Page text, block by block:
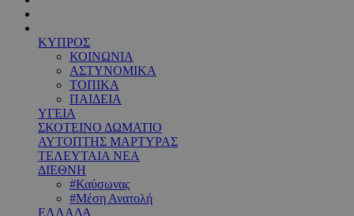
ΚΥΠΡΟΣ
ΚΟΙΝΩΝΙΑ
ΑΣΤΥΝΟΜΙΚΑ
ΤΟΠΙΚΑ
ΠΑΙΔΕΙΑ
ΥΓΕΙΑ
ΣΚΟΤΕΙΝΟ ΔΩΜΑΤΙΟ
ΑΥΤΟΠΤΗΣ ΜΑΡΤΥΡΑΣ
ΤΕΛΕΥΤΑΙΑ ΝΕΑ
ΔΙΕΘΝΗ
#Καύσωνας
#Μέση Ανατολή
ΕΛΛΑΔΑ